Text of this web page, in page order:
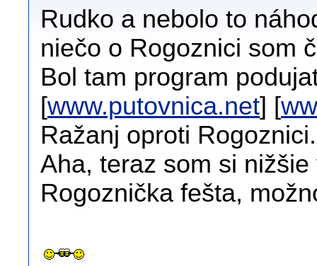
Rudko a nebolo to
niečo o Rogoznici som
Bol tam program
[www.putovnica.net] [
Ražanj oproti Rogoznici.
Aha, teraz som si
Rogoznička fešta,